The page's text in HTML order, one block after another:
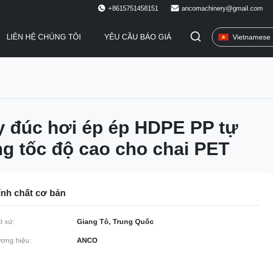
+8615751458151 ancomachinery@gmail.com
LIÊN HỆ CHÚNG TÔI YÊU CẦU BÁO GIÁ Vietnamese
đúc hơi ép ép HDPE PP tự
tốc độ cao cho chai PET
chất cơ bản
xứ: Giang Tô, Trung Quốc
hiệu: ANCO